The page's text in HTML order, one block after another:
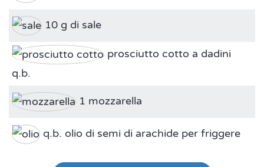
10 g di sale
prosciutto cotto a dadini
q.b.
1 mozzarella
q.b. olio di semi di arachide per friggere